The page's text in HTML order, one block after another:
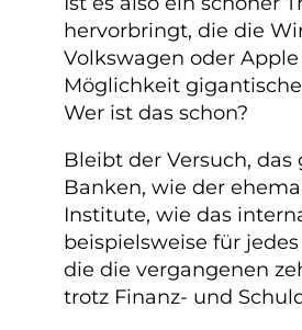
hervorbringt, die die
Volkswagen oder
Möglichkeit
Wer ist das schon?
Bleibt der Versuch,
Banken, wie der
Institute, wie das
beispielsweise für
die die vergangenen
trotz Finanz- und